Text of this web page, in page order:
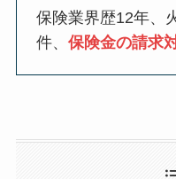
保険業界歴12年、
件、保険金の請求